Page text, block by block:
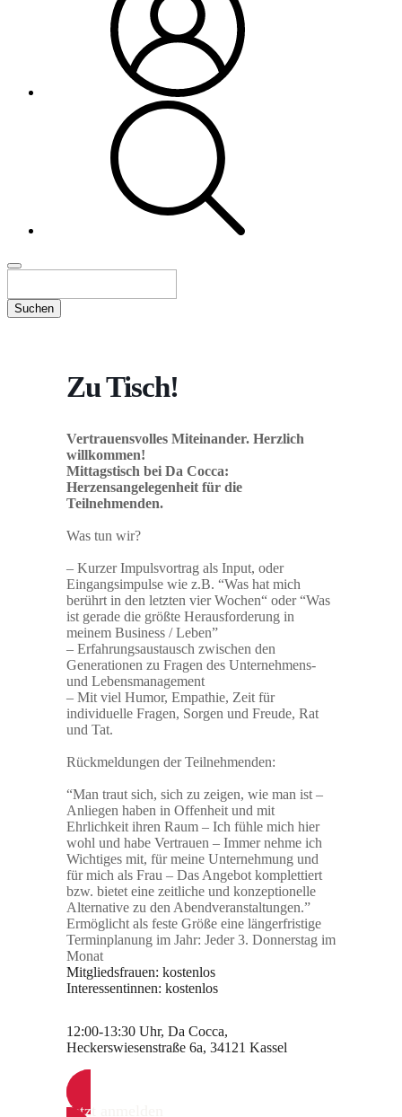
Suchen
Zu Tisch!
Vertrauensvolles Miteinander. Herzlich
willkommen!
Mittagstisch bei Da Cocca:
Herzensangelegenheit für die
Teilnehmenden.
Was tun wir?
– Kurzer Impulsvortrag als Input, oder
Eingangsimpulse wie z.B. “Was hat mich
berührt in den letzten vier Wochen“ oder “Was
ist gerade die größte Herausforderung in
meinem Business / Leben”
– Erfahrungsaustausch zwischen den
Generationen zu Fragen des Unternehmens-
und Lebensmanagement
– Mit viel Humor, Empathie, Zeit für
individuelle Fragen, Sorgen und Freude, Rat
und Tat.
Rückmeldungen der Teilnehmenden:
“Man traut sich, sich zu zeigen, wie man ist –
Anliegen haben in Offenheit und mit
Ehrlichkeit ihren Raum – Ich fühle mich hier
wohl und habe Vertrauen – Immer nehme ich
Wichtiges mit, für meine Unternehmung und
für mich als Frau – Das Angebot komplettiert
bzw. bietet eine zeitliche und konzeptionelle
Alternative zu den Abendveranstaltungen.”
Ermöglicht als feste Größe eine längerfristige
Terminplanung im Jahr: Jeder 3. Donnerstag im
Monat
Mitgliedsfrauen: kostenlos
Interessentinnen: kostenlos
12:00-13:30 Uhr, Da Cocca,
Heckerswiesenstraße 6a, 34121 Kassel
Jetzt anmelden